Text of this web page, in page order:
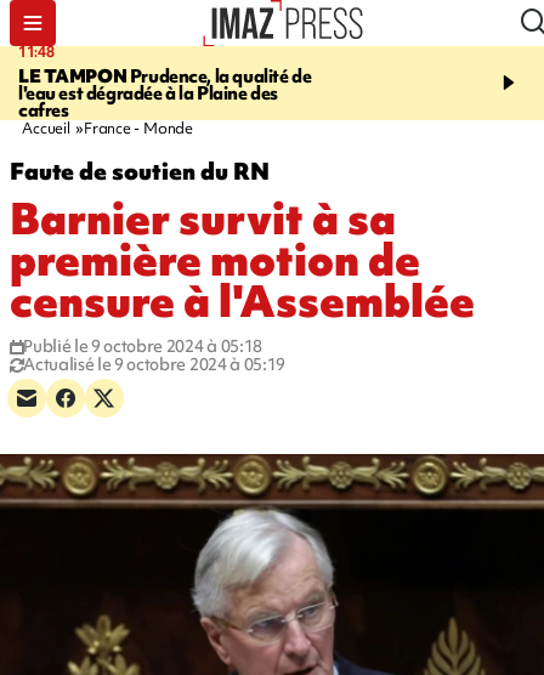
11:48
LE TAMPON Prudence, la qualité de
l'eau est dégradée à la Plaine des
cafres
12:48
Cap Lahoussaye du 10
Accueil France - Monde
Faute de soutien du RN
Barnier survit à sa
première motion de
censure à l'Assemblée
Publié le 9 octobre 2024 à 05:18
Actualisé le 9 octobre 2024 à 05:19